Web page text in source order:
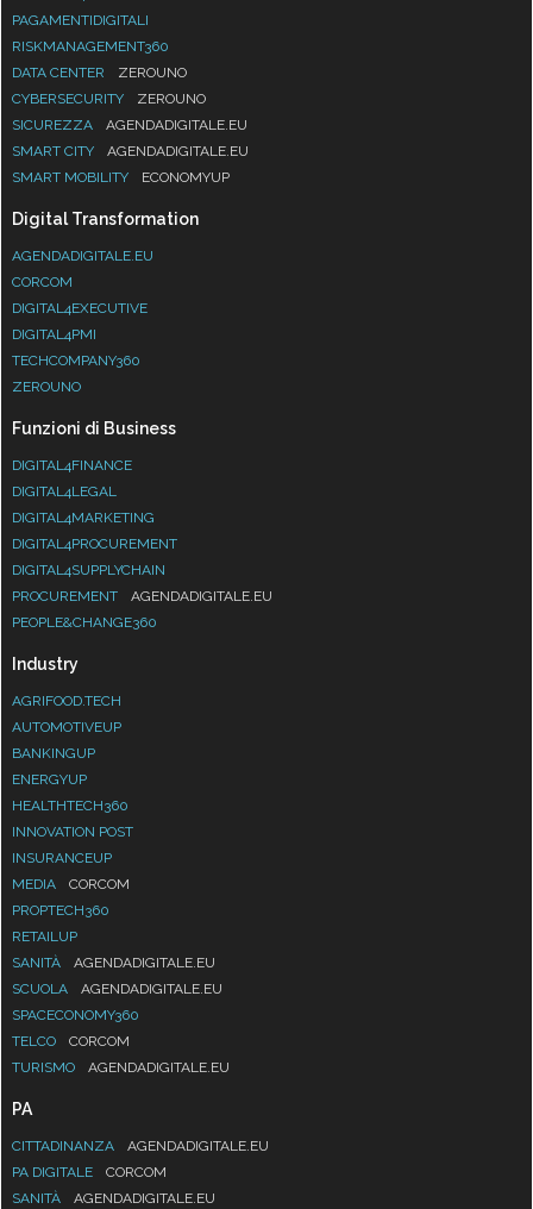
PAGAMENTIDIGITALI
RISKMANAGEMENT360
DATA CENTER
ZEROUNO
CYBERSECURITY
ZEROUNO
SICUREZZA
AGENDADIGITALE.EU
SMART CITY
AGENDADIGITALE.EU
SMART MOBILITY
ECONOMYUP
Digital Transformation
AGENDADIGITALE.EU
CORCOM
DIGITAL4EXECUTIVE
DIGITAL4PMI
TECHCOMPANY360
ZEROUNO
Funzioni di Business
DIGITAL4FINANCE
DIGITAL4LEGAL
DIGITAL4MARKETING
DIGITAL4PROCUREMENT
DIGITAL4SUPPLYCHAIN
PROCUREMENT
AGENDADIGITALE.EU
PEOPLE&CHANGE360
Industry
AGRIFOOD.TECH
AUTOMOTIVEUP
BANKINGUP
ENERGYUP
HEALTHTECH360
INNOVATION POST
INSURANCEUP
MEDIA
CORCOM
PROPTECH360
RETAILUP
SANITÀ
AGENDADIGITALE.EU
SCUOLA
AGENDADIGITALE.EU
SPACECONOMY360
TELCO
CORCOM
TURISMO
AGENDADIGITALE.EU
PA
CITTADINANZA
AGENDADIGITALE.EU
PA DIGITALE
CORCOM
SANITÀ
AGENDADIGITALE.EU